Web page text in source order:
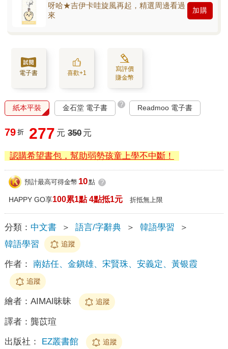
呀哈★吉伊卡哇旋風再起，精選周邊看過
來
加購
電子書 喜歡+1
寫評價
賺金幣
紙本平裝 金石堂 電子書 ? Readmoo 電子書
79 折 277 元 350 元
認購希望書包，幫助弱勢孩童上學不中斷！
預計最高可得金幣 10點 ?
HAPPY GO享100累1點 4點抵1元 折抵無上限
分類： 中文書 ＞ 語言/字辭典 ＞ 韓語學習
＞
韓語學習
追蹤
作者： 南姞任、金鎭雄、宋賢珠、安義定、黃银霞
追蹤
繪者： AIMAI昧昧 追蹤
譯者： 龔苡瑄
出版社： EZ叢書館 追蹤